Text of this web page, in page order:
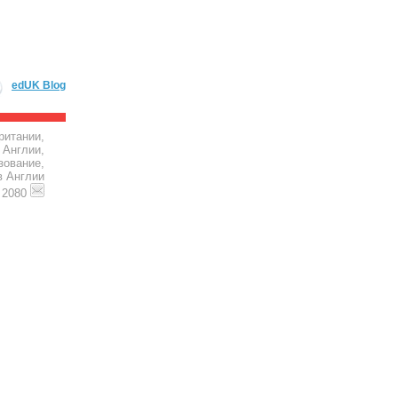
edUK Blog
Англии,
Англии